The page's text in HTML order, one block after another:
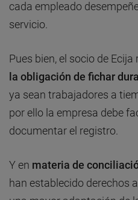
cada empleado
servicio.
Pues bien, el socio de Ecija
la obligación de fichar
ya sean trabajadores a
por ello la empresa debe
documentar el registro.
Y en materia de
han establecido derechos